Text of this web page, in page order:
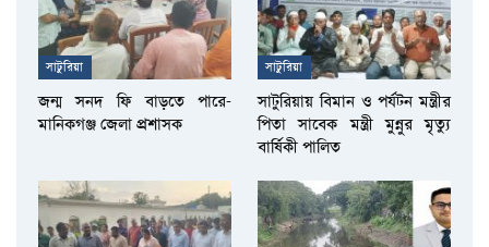
সাটুরিয়া
জন্ম সনদ ফি বাড়তে পারে-
মানিকগঞ্জ জেলা প্রশাসক
সাটুরিয়া
সাটুরিয়ায় বিমান ও পর্যটন মন্ত্রীর
পিতা সাবেক মন্ত্রী মুন্নুর মৃত্যু
বার্ষিকী পালিত